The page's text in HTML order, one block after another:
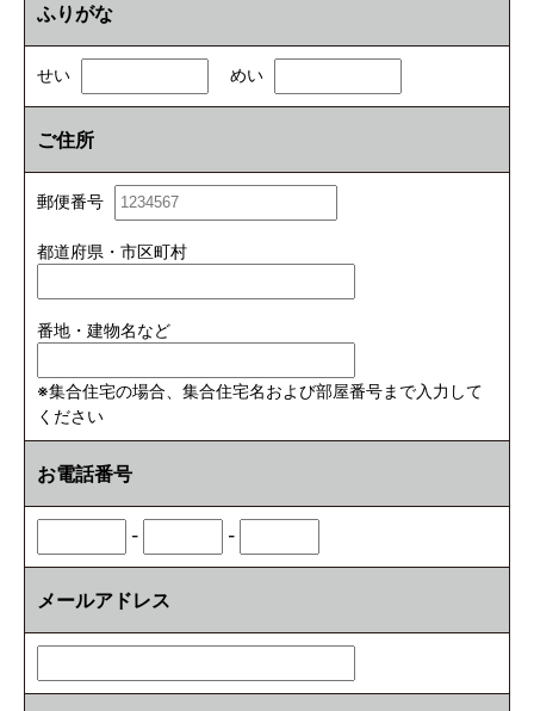
ふりがな
せい めい
ご住所
郵便番号
都道府県・市区町村
番地・建物名など
※集合住宅の場合、集合住宅名および部屋番号まで入力して
ください
お電話番号
- -
メールアドレス